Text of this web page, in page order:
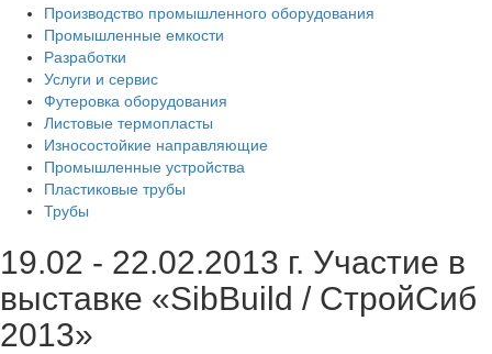
Производство промышленного оборудования
Промышленные емкости
Разработки
Услуги и сервис
Футеровка оборудования
Листовые термопласты
Износостойкие направляющие
Промышленные устройства
Пластиковые трубы
Трубы
19.02 - 22.02.2013 г. Участие в
выставке «SibBuild / СтройСиб
2013»